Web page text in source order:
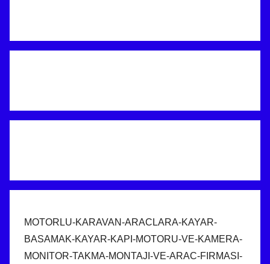
MOTORLU-KARAVAN-ARACLARA-KAYAR-
BASAMAK-KAYAR-KAPI-MOTORU-VE-KAMERA-
MONITOR-TAKMA-MONTAJI-VE-ARAC-FIRMASI-